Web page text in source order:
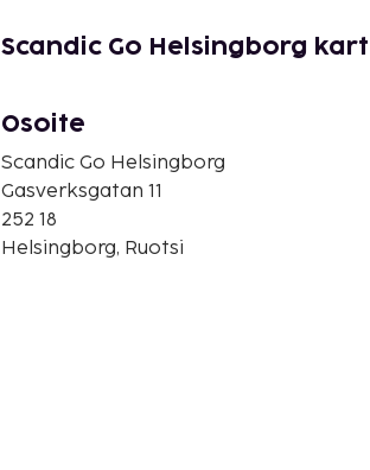
Scandic Go Helsingborg
Osoite
Scandic Go Helsingborg
Gasverksgatan 11
252 18
Helsingborg, Ruotsi